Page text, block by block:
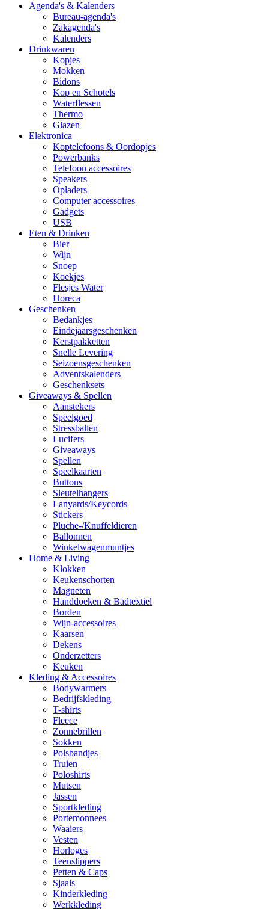
Agenda's & Kalenders
Bureau-agenda's
Zakagenda's
Kalenders
Drinkwaren
Kopjes
Mokken
Bidons
Kop en Schotels
Waterflessen
Thermo
Glazen
Elektronica
Koptelefoons & Oordopjes
Powerbanks
Telefoon accessoires
Speakers
Opladers
Computer accessoires
Gadgets
USB
Eten & Drinken
Bier
Wijn
Snoep
Koekjes
Flesjes Water
Horeca
Geschenken
Bedankjes
Eindejaarsgeschenken
Kerstpakketten
Snelle Levering
Seizoensgeschenken
Adventskalenders
Geschenksets
Giveaways & Spellen
Aanstekers
Speelgoed
Stressballen
Lucifers
Giveaways
Spellen
Speelkaarten
Buttons
Sleutelhangers
Lanyards/Keycords
Stickers
Pluche-/Knuffeldieren
Ballonnen
Winkelwagenmuntjes
Home & Living
Klokken
Keukenschorten
Magneten
Handdoeken & Badtextiel
Borden
Wijn-accessoires
Kaarsen
Dekens
Onderzetters
Keuken
Kleding & Accessoires
Bodywarmers
Bedrijfskleding
T-shirts
Fleece
Zonnebrillen
Sokken
Polsbandjes
Truien
Poloshirts
Mutsen
Jassen
Sportkleding
Portemonnees
Waaiers
Vesten
Horloges
Teenslippers
Petten & Caps
Sjaals
Kinderkleding
Werkkleding